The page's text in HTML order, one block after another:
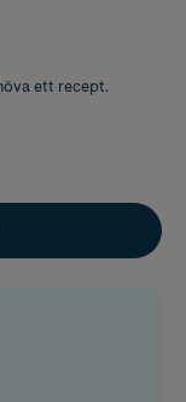
ett recept.